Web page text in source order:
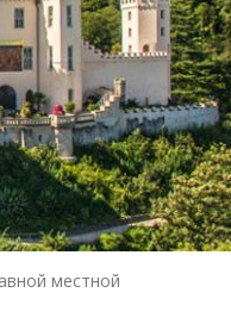
местной